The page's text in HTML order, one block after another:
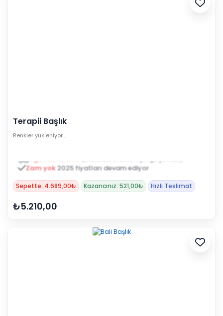
Terapii Başlık
Renkler yükleniyor…
Zam yok 2025 fiyatları devam ediyor
Sepette: 4.689,00₺ Kazancınız: 521,00₺ Hızlı Teslimat
₺5.210,00